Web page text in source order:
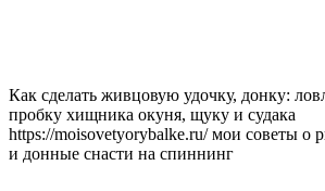
Как сделать живцовую удочку, донку:
пробку хищника окуня, щуку и судака
https://moisovetyorybalke.ru/ мои советы о
и донные снасти на спиннинг